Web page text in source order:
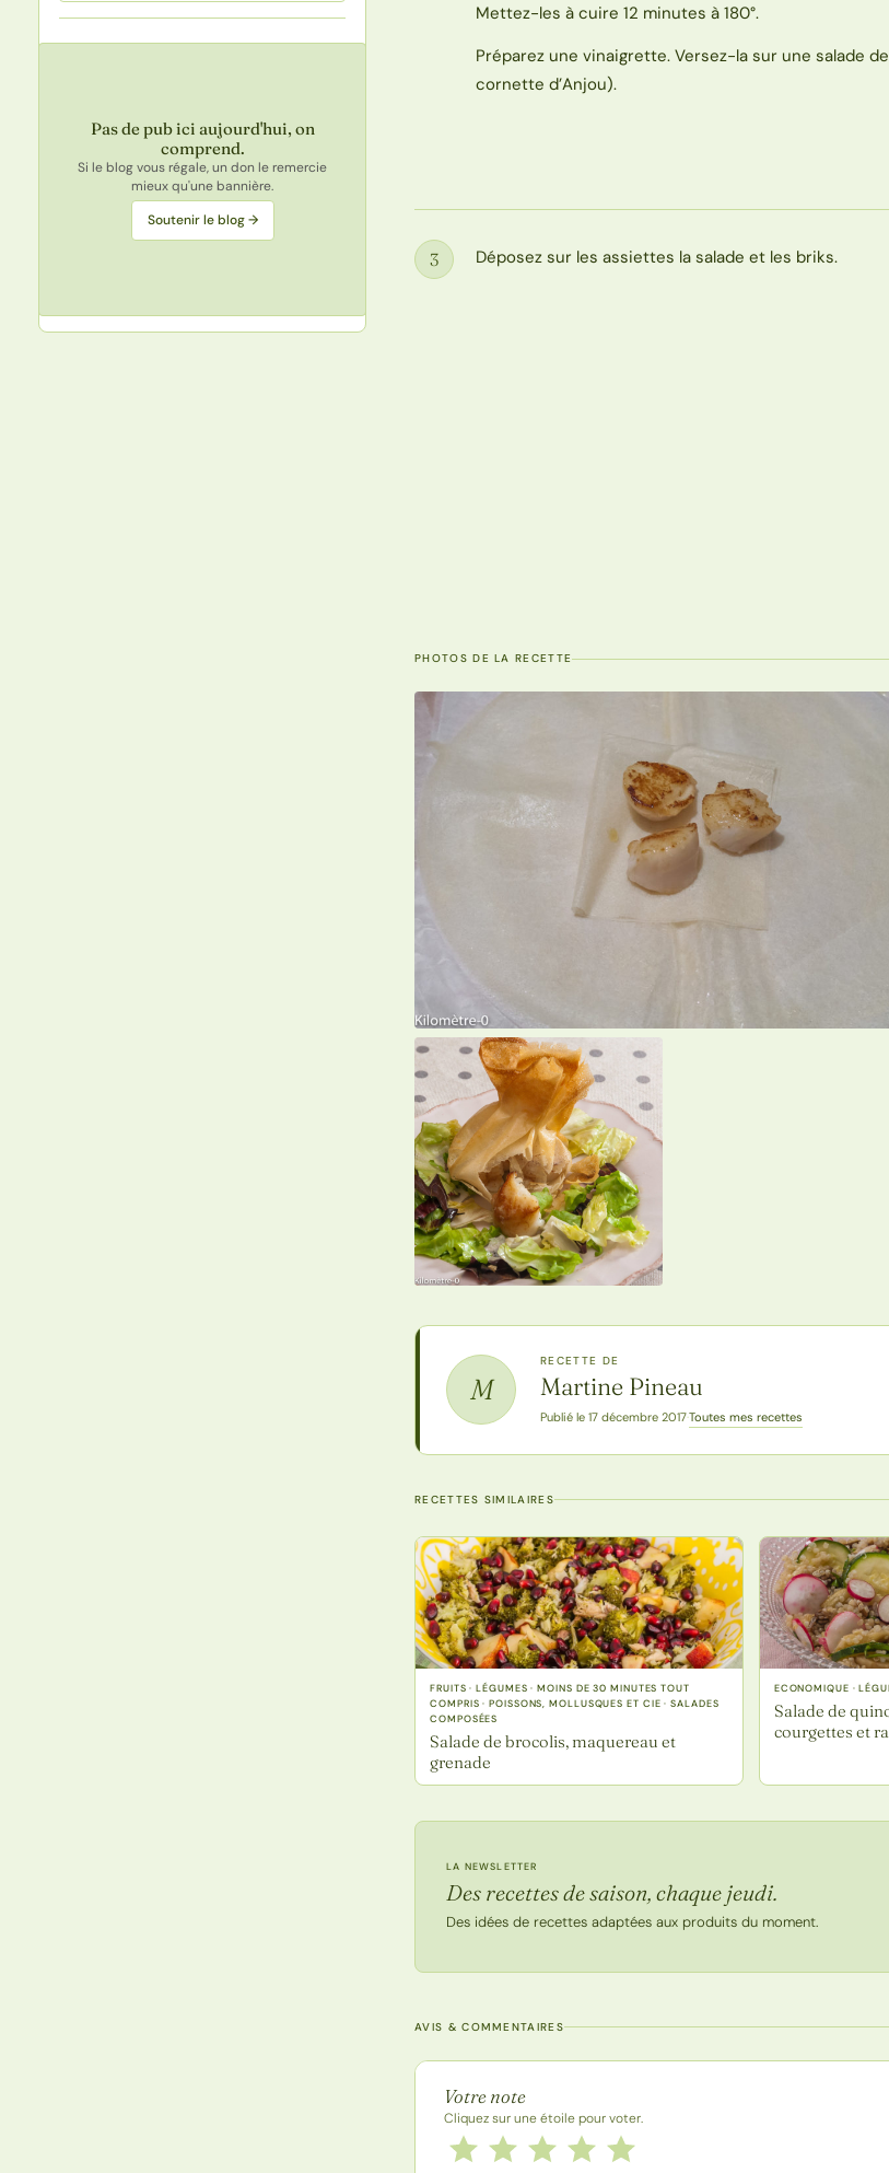
Pas de pub ici aujourd'hui, on
comprend.
Si le blog vous régale, un don le remercie
mieux qu'une bannière.
Soutenir le blog →
Mettez-les à cuire 12 minutes à 180°.
Préparez une vinaigrette. Versez-la sur une salade
cornette d’Anjou).
Étape
3 Déposez sur les assiettes la salade et les briks.
PHOTOS DE LA RECETTE
M
RECETTE DE
Martine Pineau
Publié le 17 décembre 2017·Toutes mes recettes
RECETTES SIMILAIRES
FRUITS · LÉGUMES · MOINS DE 30 MINUTES TOUT
COMPRIS · POISSONS, MOLLUSQUES ET CIE · SALADES
COMPOSÉES
Salade de brocolis, maquereau et
grenade
ECONOMIQUE ·
Salade de
courgettes et
LA NEWSLETTER
Des recettes de saison, chaque jeudi.
Des idées de recettes adaptées aux produits du moment.
AVIS & COMMENTAIRES
Note de la recette
Votre note
Cliquez sur une étoile pour voter.
Notez cette recette de 1 à 5 étoiles
5 étoiles
4 étoiles
3 étoiles
2 étoiles
1 étoile